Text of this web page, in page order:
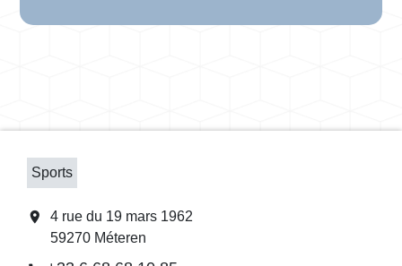
Sports
location_on
4 rue du 19 mars 1962
59270 Méteren